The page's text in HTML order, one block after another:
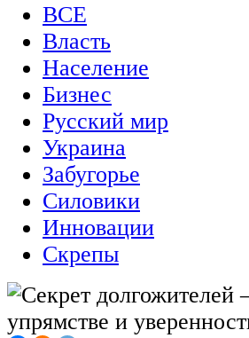
ВСЕ
Власть
Население
Бизнес
Русский мир
Украина
Забугорье
Силовики
Инновации
Скрепы